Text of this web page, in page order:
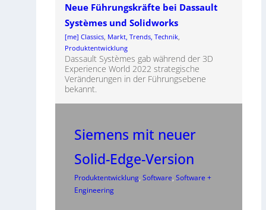
Neue Führungskräfte bei Dassault
Systèmes und Solidworks
[me] Classics, Markt, Trends, Technik
Produktentwicklung
Dassault Systèmes gab während der 3D
Experience World 2022 strategische
Veränderungen in der Führungsebene
bekannt.
Siemens mit neuer
Solid-Edge-Version
Produktentwicklung, Software, Software +
Engineering